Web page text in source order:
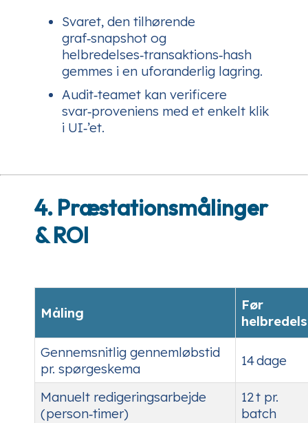
Svaret, den tilhørende
graf‑snapshot og
helbredelses‑transaktions‑hash
gemmes i en uforanderlig lagring.
Audit‑teamet kan verificere
svar‑proveniens med et enkelt klik
i UI‑’et.
4. Præstationsmålinger
& ROI
Måling
Før
Gennemsnitlig gennemløbstid
pr. spørgeskema
14 dage
Manuelt redigeringsarbejde
(person‑timer)
12 t pr.
batch